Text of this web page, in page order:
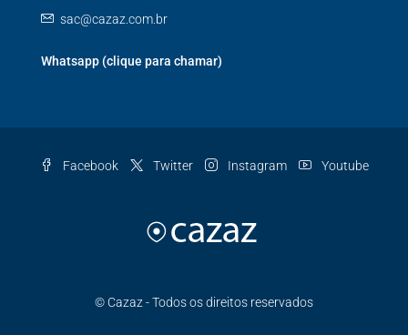
sac@cazaz.com.br
Whatsapp (clique para chamar)
Facebook Twitter Instagram Youtube
© Cazaz - Todos os direitos reservados